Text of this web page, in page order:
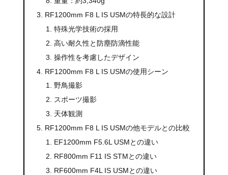
RF1200mm F8 L IS USMの特長的な設計
特殊光学技術の採用
高い耐久性と防塵防滴性能
操作性を考慮したデザイン
RF1200mm F8 L IS USMの使用シーン
野鳥撮影
スポーツ撮影
天体観測
RF1200mm F8 L IS USMの他モデルとの比較
EF1200mm F5.6L USMとの違い
RF800mm F11 IS STMとの違い
RF600mm F4L IS USMとの違い